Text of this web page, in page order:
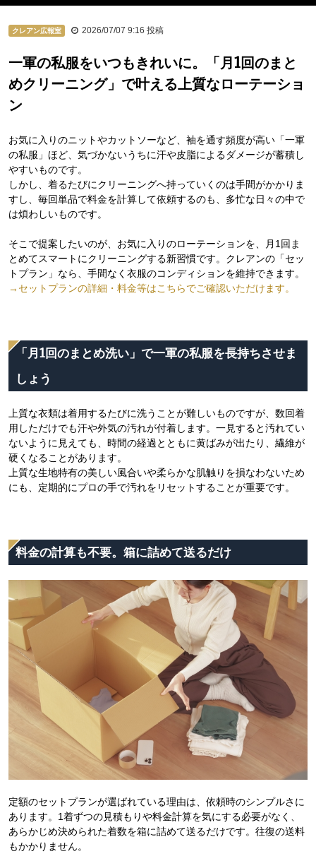
クレアン広報室 2026/07/07 9:16 投稿
一軍の私服をいつもきれいに。「月1回のまと
めクリーニング」で叶える上質なローテーショ
ン
お気に入りのニットやカットソーなど、袖を通す頻度が高い「一軍
の私服」ほど、気づかないうちに汗や皮脂によるダメージが蓄積し
やすいものです。
しかし、着るたびにクリーニングへ持っていくのは手間がかかりま
すし、毎回単品で料金を計算して依頼するのも、多忙な日々の中で
は煩わしいものです。
そこで提案したいのが、お気に入りのローテーションを、月1回ま
とめてスマートにクリーニングする新習慣です。クレアンの「セッ
トプラン」なら、手間なく衣服のコンディションを維持できます。
→セットプランの詳細・料金等はこちらでご確認いただけます。
「月1回のまとめ洗い」で一軍の私服を長持ちさせま
しょう
上質な衣類は着用するたびに洗うことが難しいものですが、数回着
用しただけでも汗や外気の汚れが付着します。一見すると汚れてい
ないように見えても、時間の経過とともに黄ばみが出たり、繊維が
硬くなることがあります。
上質な生地特有の美しい風合いや柔らかな肌触りを損なわないため
にも、定期的にプロの手で汚れをリセットすることが重要です。
料金の計算も不要。箱に詰めて送るだけ
定額のセットプランが選ばれている理由は、依頼時のシンプルさに
あります。1着ずつの見積もりや料金計算を気にする必要がなく、
あらかじめ決められた着数を箱に詰めて送るだけです。往復の送料
もかかりません。